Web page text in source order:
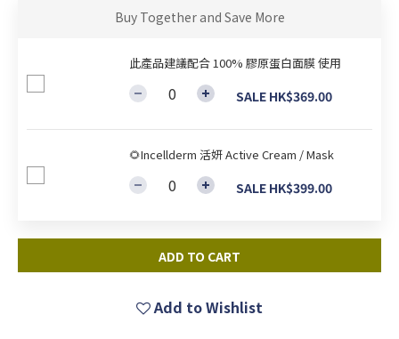
Buy Together and Save More
此產品建議配合 100% 膠原蛋白面膜 使用
SALE HK$369.00
🌻Incellderm 活妍 Active Cream / Mask
SALE HK$399.00
ADD TO CART
Add to Wishlist